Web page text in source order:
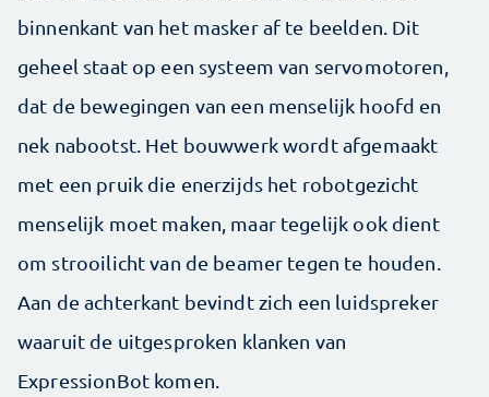
binnenkant van het masker af te beelden. Dit
geheel staat op een systeem van servomotoren,
dat de bewegingen van een menselijk hoofd en
nek nabootst. Het bouwwerk wordt afgemaakt
met een pruik die enerzijds het robotgezicht
menselijk moet maken, maar tegelijk ook dient
om strooilicht van de beamer tegen te houden.
Aan de achterkant bevindt zich een luidspreker
waaruit de uitgesproken klanken van
ExpressionBot komen.